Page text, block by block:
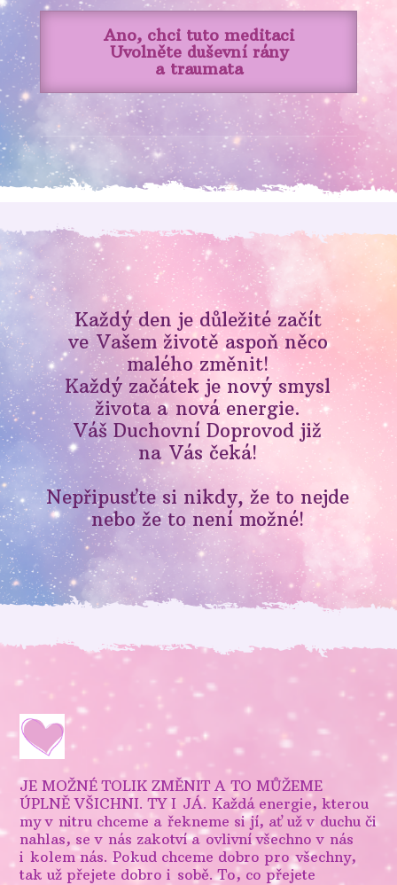
Ano, chci tuto meditaci
Uvolněte duševní rány
a traumata
Každý den je důležité začít
ve Vašem životě aspoň něco
malého změnit!
Každý začátek je nový smysl
života a nová energie.
Váš Duchovní Doprovod již
na Vás čeká!
Nepřipusťte si nikdy, že to nejde
nebo že to není možné!
JE MOŽNÉ TOLIK ZMĚNIT A TO MŮŽEME
ÚPLNĚ VŠICHNI. TY I JÁ. Každá energie, kterou
my v nitru chceme a řekneme si jí, ať už v duchu či
nahlas, se v nás zakotví a ovlivní všechno v nás
i kolem nás. Pokud chceme dobro pro všechny,
tak už přejete dobro i sobě. To, co přejete